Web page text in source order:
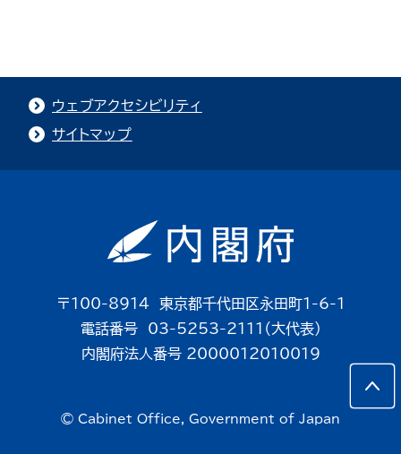
ウェブアクセシビリティ
サイトマップ
〒100-8914 東京都千代田区永田町1-6-1
電話番号 03-5253-2111（大代表）
内閣府法人番号 2000012010019
© Cabinet Office, Government of Japan